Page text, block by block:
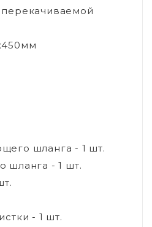
шланга - 1 шт.
шланга - 1 шт.
- 1 шт.